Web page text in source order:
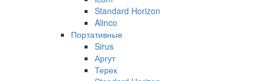
Standard Horizon
Alinco
Портативные
Sirus
Аргут
Терек